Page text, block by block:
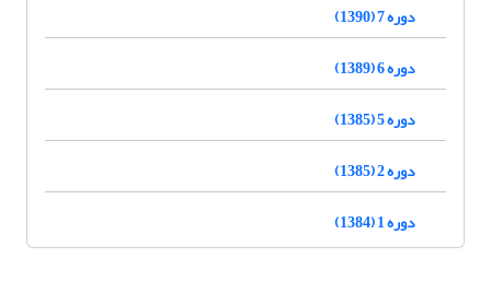
دوره 7 (1390)
دوره 6 (1389)
دوره 5 (1385)
دوره 2 (1385)
دوره 1 (1384)